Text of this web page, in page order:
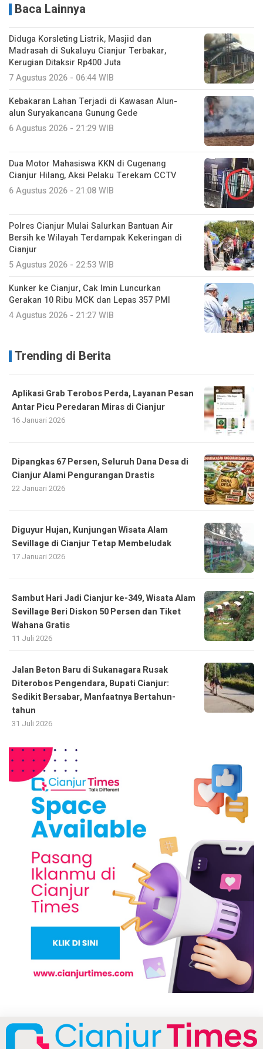
Baca Lainnya
Diduga Korsleting Listrik, Masjid dan
Madrasah di Sukaluyu Cianjur Terbakar,
Kerugian Ditaksir Rp400 Juta
7 Agustus 2026 - 06:44 WIB
Kebakaran Lahan Terjadi di Kawasan Alun-
alun Suryakancana Gunung Gede
6 Agustus 2026 - 21:29 WIB
Dua Motor Mahasiswa KKN di Cugenang
Cianjur Hilang, Aksi Pelaku Terekam CCTV
6 Agustus 2026 - 21:08 WIB
Polres Cianjur Mulai Salurkan Bantuan Air
Bersih ke Wilayah Terdampak Kekeringan di
Cianjur
5 Agustus 2026 - 22:53 WIB
Kunker ke Cianjur, Cak Imin Luncurkan
Gerakan 10 Ribu MCK dan Lepas 357 PMI
4 Agustus 2026 - 21:27 WIB
Trending di Berita
Aplikasi Grab Terobos Perda, Layanan Pesan
Antar Picu Peredaran Miras di Cianjur
16 Januari 2026
Dipangkas 67 Persen, Seluruh Dana Desa di
Cianjur Alami Pengurangan Drastis
22 Januari 2026
Diguyur Hujan, Kunjungan Wisata Alam
Sevillage di Cianjur Tetap Membeludak
17 Januari 2026
Sambut Hari Jadi Cianjur ke-349, Wisata Alam
Sevillage Beri Diskon 50 Persen dan Tiket
Wahana Gratis
11 Juli 2026
Jalan Beton Baru di Sukanagara Rusak
Diterobos Pengendara, Bupati Cianjur:
Sedikit Bersabar, Manfaatnya Bertahun-
tahun
31 Juli 2026